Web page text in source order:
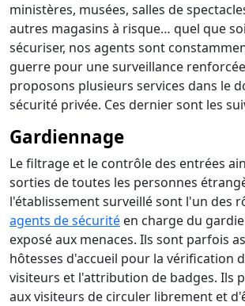
ministères, musées, salles de
autres magasins à risque… quel que
sécuriser, nos agents sont
guerre pour une surveillance
proposons plusieurs services dans le
sécurité privée. Ces dernier sont les
Gardiennage
Le filtrage et le contrôle des entrées
sorties de toutes les personnes
l'établissement surveillé sont l'un des
agents de sécurité en charge du
exposé aux menaces. Ils sont parfois
hôtesses d'accueil pour la vérification
visiteurs et l'attribution de badges. Ils
aux visiteurs de circuler librement et